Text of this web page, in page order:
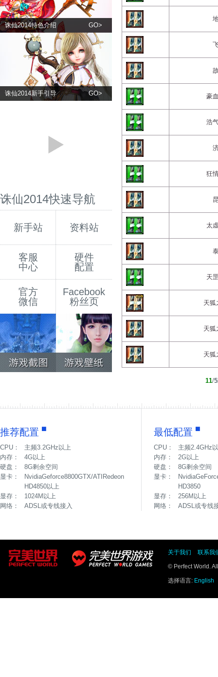
诛仙2014特色介绍 GO>
诛仙2014新手引导 GO>
诛仙2014快速导航
新手站 资料站
客服
中心
硬件
配置
官方
微信
Facebook
粉丝页
豪
浩
狂
太
天
天狐
天狐
天狐
11/
推荐配置
CPU：
主频3.2GHz以上
内存：
4G以上
硬盘：
8G剩余空间
显卡：
NvidiaGeforce8800GTX/ATIRedeon
HD4850以上
显存：
1024M以上
网络：
ADSL或专线接入
最低配置
CPU：
主频2.4GHz
内存：
2G以上
硬盘：
8G剩余空间
显卡：
HD3850
显存：
256M以上
网络：
ADSL或专线
关于我们 联系我
© Perfect World.
选择语言: English